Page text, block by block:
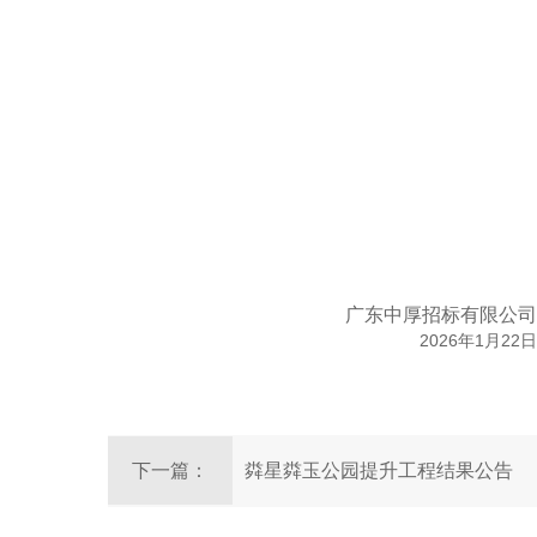
广东中厚招标有限公司
2026年1 月 22 日
下一篇： 粦星粦玉公园提升工程结果公告